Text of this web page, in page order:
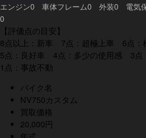
エンジン0 車体フレーム0 外装0 電気
0
【評価点の目安】
8点以上：新車 7点：超極上車 6点：
5点：良好車 4点：多少の使用感 3
1点：事故不動
バイク名
NV750カスタム
買取価格
20,000円